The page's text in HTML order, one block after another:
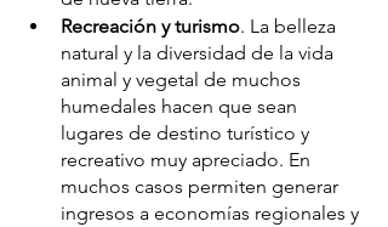
Recreación y turismo. La belleza
natural y la diversidad de la vida
animal y vegetal de muchos
humedales hacen que sean
lugares de destino turístico y
recreativo muy apreciado. En
muchos casos permiten generar
ingresos a economías regionales y